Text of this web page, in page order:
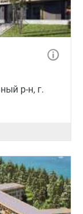
р-н, г.